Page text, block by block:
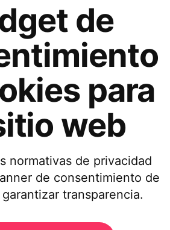
de
para
web
normativas de privacidad
de consentimiento de
transparencia.